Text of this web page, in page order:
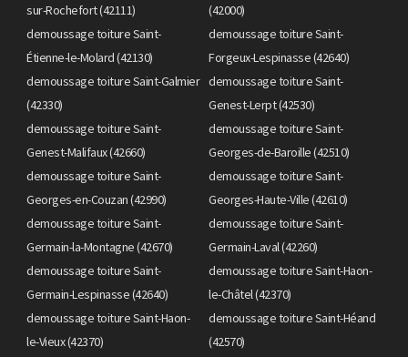
sur-Rochefort (42111)
(42000)
demoussage toiture Saint-
Étienne-le-Molard (42130)
demoussage toiture Saint-
Forgeux-Lespinasse (42640)
demoussage toiture Saint-Galmier
(42330)
demoussage toiture Saint-
Genest-Lerpt (42530)
demoussage toiture Saint-
Genest-Malifaux (42660)
demoussage toiture Saint-
Georges-de-Baroille (42510)
demoussage toiture Saint-
Georges-en-Couzan (42990)
demoussage toiture Saint-
Georges-Haute-Ville (42610)
demoussage toiture Saint-
Germain-la-Montagne (42670)
demoussage toiture Saint-
Germain-Laval (42260)
demoussage toiture Saint-
Germain-Lespinasse (42640)
demoussage toiture Saint-Haon-
le-Châtel (42370)
demoussage toiture Saint-Haon-
le-Vieux (42370)
demoussage toiture Saint-Héand
(42570)